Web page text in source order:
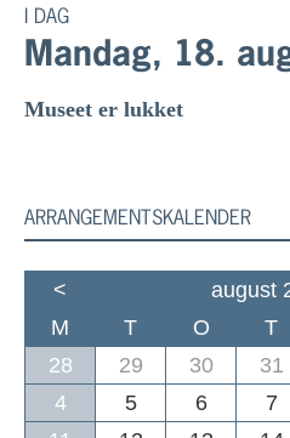
I DAG
Mandag, 18.
Museet er lukket
ARRANGEMENTSKALENDER
< august
M
T O T
28
29 30 31
4
5 6 7